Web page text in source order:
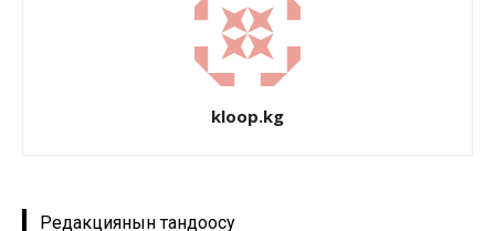
kloop.kg
Редакциянын тандоосу